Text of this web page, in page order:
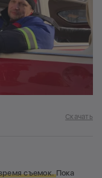
Скачать
съемок.Пока